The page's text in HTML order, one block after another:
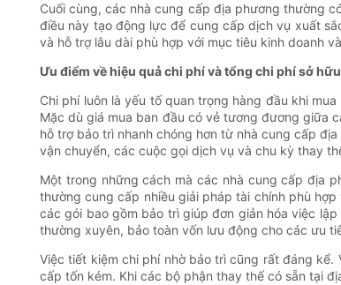
Cuối cùng, các nhà cung cấp địa phương thường
điều này tạo động lực để cung cấp dịch vụ xuất
và hỗ trợ lâu dài phù hợp với mục tiêu kinh doanh
Ưu điểm về hiệu quả chi phí và tổng chi phí sở hữu
Chi phí luôn là yếu tố quan trọng hàng đầu khi
Mặc dù giá mua ban đầu có vẻ tương đương giữa
hỗ trợ bảo trì nhanh chóng hơn từ nhà cung cấp
vận chuyển, các cuộc gọi dịch vụ và chu kỳ thay
Một trong những cách mà các nhà cung cấp địa
thường cung cấp nhiều giải pháp tài chính phù
các gói bao gồm bảo trì giúp đơn giản hóa việc
thường xuyên, bảo toàn vốn lưu động cho các ưu
Việc tiết kiệm chi phí nhờ bảo trì cũng rất đáng
cấp tốn kém. Khi các bộ phận thay thế có sẵn tại